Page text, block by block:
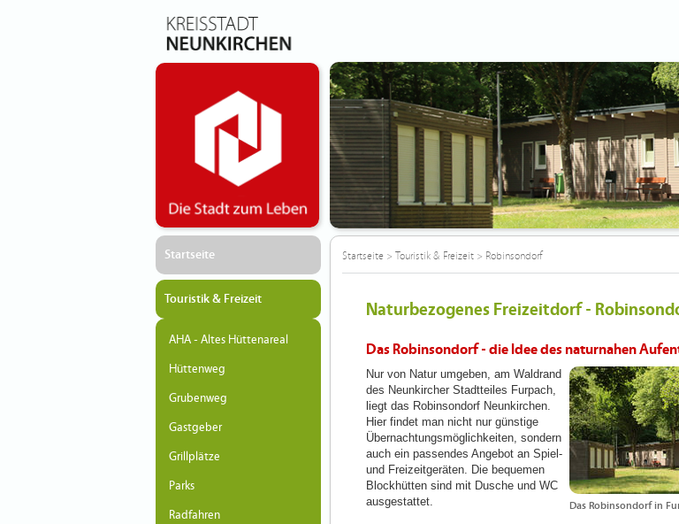
Startseite
Touristik & Freizeit
AHA - Altes Hüttenareal
Hüttenweg
Grubenweg
Gastgeber
Grillplätze
Parks
Radfahren
Startseite> Touristik & Freizeit> Robinsondorf
Naturbezogenes Freizeitdorf -
Das Robinsondorf - die Idee des naturnahen
Das Robinsondorf in
Nur von Natur umgeben, am Waldrand
des Neunkircher Stadtteiles Furpach,
liegt das Robinsondorf Neunkirchen.
Hier findet man nicht nur günstige
Übernachtungsmöglichkeiten, sondern
auch ein passendes Angebot an Spiel-
und Freizeitgeräten. Die bequemen
Blockhütten sind mit Dusche und WC
ausgestattet.